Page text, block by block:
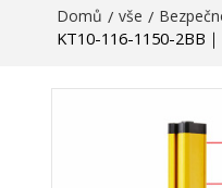
Domů / vše /
KT10-116-1150-2BB